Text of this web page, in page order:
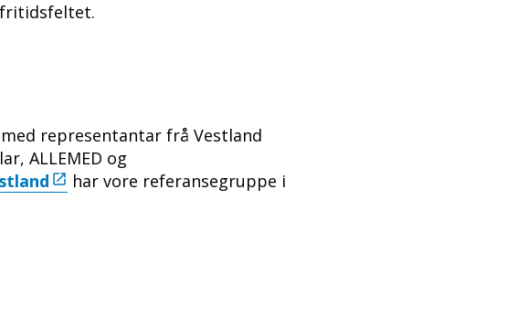
fritidsfeltet.
representantar frå Vestland
ALLEMED og
har vore referansegruppe i